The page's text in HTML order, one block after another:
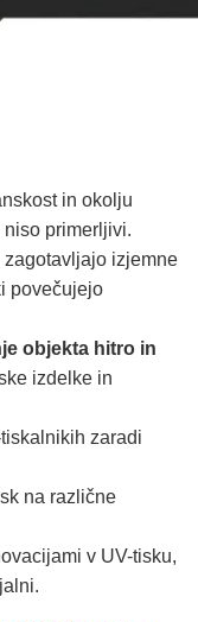
in okolju
primerljivi.
izjemne
povečujejo
objekta hitro in
izdelke in
zaradi
na različne
v UV-tisku,